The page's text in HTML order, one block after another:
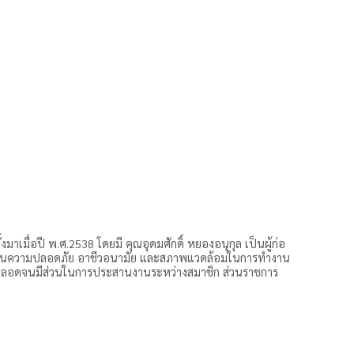
ตั้งมาเมื่อปี พ.ศ.2538 โดยมี คุณอุดมศักดิ์ หยองอนุกุล เป็นผู้ก่อ
ความปลอดภัย อาชีวอนามัย และสภาพแวดล้อมในการทำงาน
ดจนมีส่วนในการประสานงานระหว่างสมาชิก ส่วนราชการ